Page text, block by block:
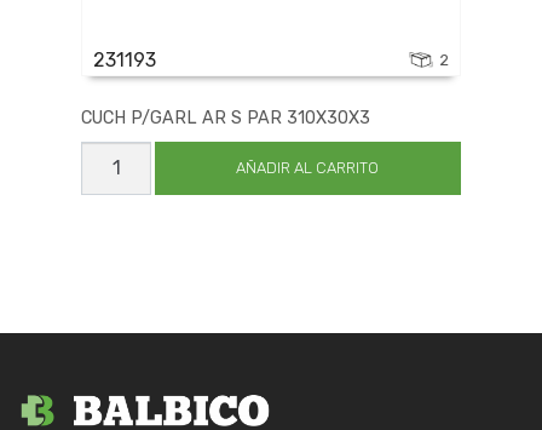
231193 2
CUCH P/GARL AR S PAR 310X30X3
CUCH
P/GARL
AÑADIR AL CARRITO